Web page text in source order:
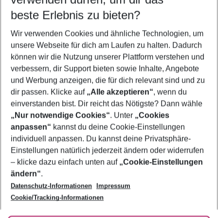
5-8 Nächte
2 Erwachsene Keine Kinder
Mehr Filter anzeigen
Footer
Footer navigation
Über uns
AGB
Bestpreisgarantie
Cookie-Einstellungen ändern
Cookie-Richtlinie
Agenturbetreuung
Barrierefreies Reisen
Folge uns
beste Erlebnis zu bieten?
Wir verwenden Cookies und ähnliche Technologien, um
unsere Webseite für dich am Laufen zu halten. Dadurch
können wir die Nutzung unserer Plattform verstehen und
verbessern, dir Support bieten sowie Inhalte, Angebote
und Werbung anzeigen, die für dich relevant sind und zu
dir passen. Klicke auf „Alle akzeptieren“, wenn du
einverstanden bist. Dir reicht das Nötigste? Dann wähle
„Nur notwendige Cookies“. Unter „Cookies
anpassen“ kannst du deine Cookie-Einstellungen
individuell anpassen. Du kannst deine Privatsphäre-
Einstellungen natürlich jederzeit ändern oder widerrufen
– klicke dazu einfach unten auf „Cookie-Einstellungen
ändern“.
Datenschutz-Informationen
Impressum
Cookie/Tracking-Informationen